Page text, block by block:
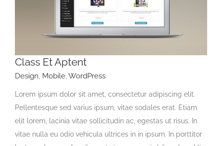
Class Et Aptent
Design, Mobile,WordPress
Lorem ipsum dolor sit amet, consectetur adipiscing elit.
Pellentesque sed varius ipsum, vitae sodales erat. Etiam
elit lorem, lacinia vitae sollicitudin ac, egestas ut risus. In
vitae nulla eu odio vehicula ultrices in in ipsum. In porttitor